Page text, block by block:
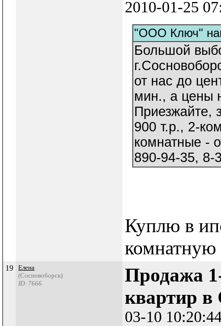
2010-01-25
"ООО Ключ"
Большой
от нас до
мин., а цены
Приезжайте,
900 т.р., 2-
комнатные -
890-94-35, 8-
Куплю в
комнатную
19
Елена
(Сосновоборск)
ID: 7666
Продажа
квартир в
03-10